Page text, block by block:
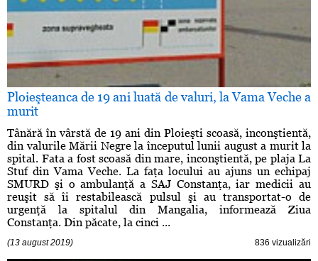
Ploieşteanca de 19 ani luată de valuri, la Vama Veche a
murit
Tânără în vârstă de 19 ani din Ploieşti scoasă, inconştientă,
din valurile Mării Negre la începutul lunii august a murit la
spital. Fata a fost scoasă din mare, inconştientă, pe plaja La
Stuf din Vama Veche. La faţa locului au ajuns un echipaj
SMURD şi o ambulanţă a SAJ Constanţa, iar medicii au
reuşit să îi restabilească pulsul şi au transportat-o de
urgenţă la spitalul din Mangalia, informează Ziua
Constanţa. Din păcate, la cinci ...
(13 august 2019) 836 vizualizări